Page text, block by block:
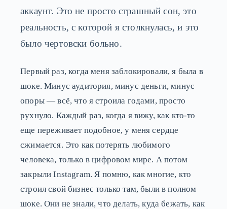
аккаунт. Это не просто страшный сон, это
реальность, с которой я столкнулась, и это
было чертовски больно.
Первый раз, когда меня заблокировали, я была в
шоке. Минус аудитория, минус деньги, минус
опоры — всё, что я строила годами, просто
рухнуло. Каждый раз, когда я вижу, как кто-то
еще переживает подобное, у меня сердце
сжимается. Это как потерять любимого
человека, только в цифровом мире. А потом
закрыли Instagram. Я помню, как многие, кто
строил свой бизнес только там, были в полном
шоке. Они не знали, что делать, куда бежать, как